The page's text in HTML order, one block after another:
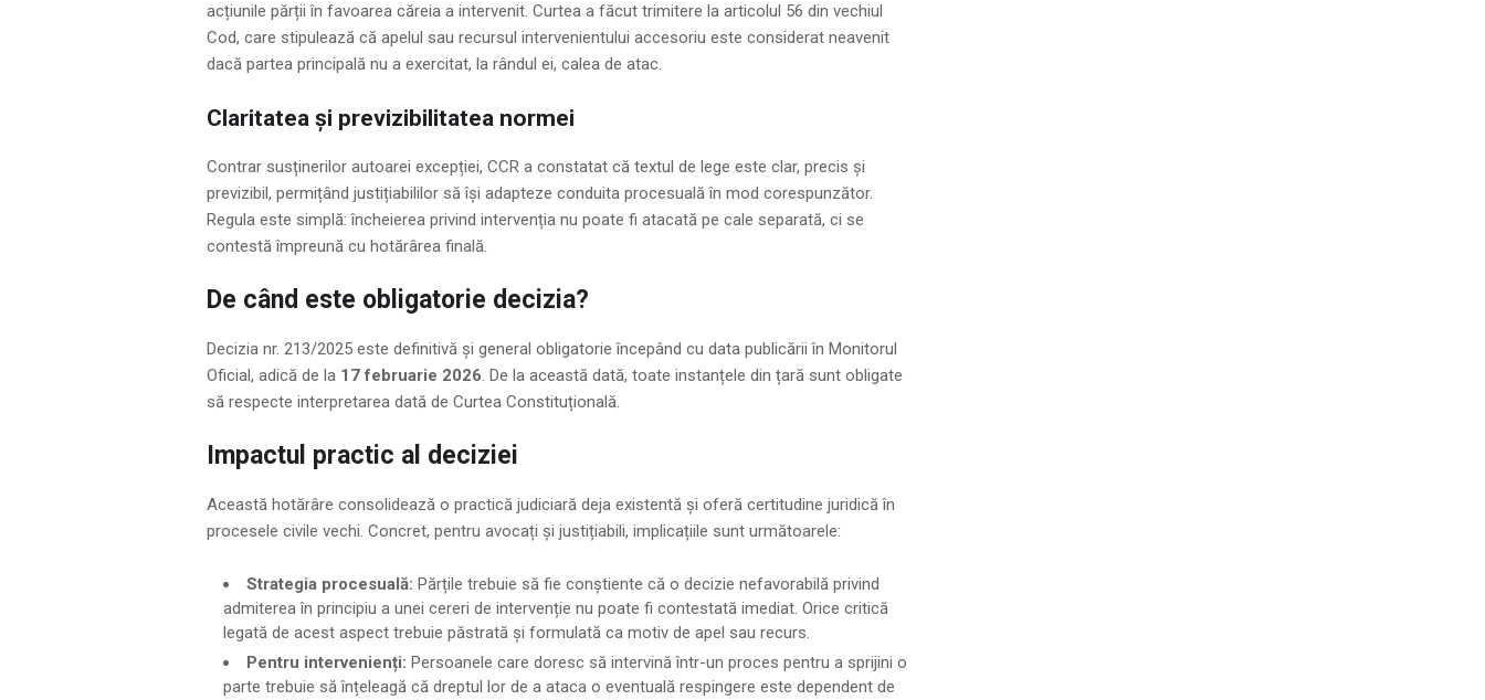
acțiunile părții în favoarea căreia a intervenit. Curtea a făcut trimitere la articolul 56 din vechiul
Cod, care stipulează că apelul sau recursul intervenientului accesoriu este considerat neavenit
dacă partea principală nu a exercitat, la rândul ei, calea de atac.
Claritatea și previzibilitatea normei
Contrar susținerilor autoarei excepției, CCR a constatat că textul de lege este clar, precis și
previzibil, permițând justițiabililor să își adapteze conduita procesuală în mod corespunzător.
Regula este simplă: încheierea privind intervenția nu poate fi atacată pe cale separată, ci se
contestă împreună cu hotărârea finală.
De când este obligatorie decizia?
Decizia nr. 213/2025 este definitivă și general obligatorie începând cu data publicării în Monitorul
Oficial, adică de la 17 februarie 2026. De la această dată, toate instanțele din țară sunt obligate
să respecte interpretarea dată de Curtea Constituțională.
Impactul practic al deciziei
Această hotărâre consolidează o practică judiciară deja existentă și oferă certitudine juridică în
procesele civile vechi. Concret, pentru avocați și justițiabili, implicațiile sunt următoarele:
Strategia procesuală: Părțile trebuie să fie conștiente că o decizie nefavorabilă privind
admiterea în principiu a unei cereri de intervenție nu poate fi contestată imediat. Orice critică
legată de acest aspect trebuie păstrată și formulată ca motiv de apel sau recurs.
Pentru intervenienți: Persoanele care doresc să intervină într-un proces pentru a sprijini o
parte trebuie să înțeleagă că dreptul lor de a ataca o eventuală respingere este dependent de